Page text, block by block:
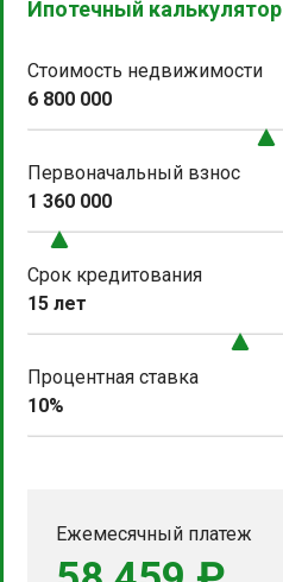
Ипотечный калькулятор
Стоимость недвижимости
6 800 000
Первоначальный взнос
1 360 000
Срок кредитования
15 лет
Процентная ставка
10%
Ежемесячный платеж